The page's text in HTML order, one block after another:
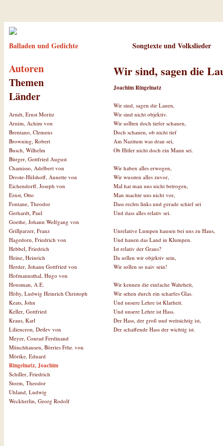
Balladen und Gedichte Songtexte und Volkslieder
Autoren
Themen
Länder
Arndt, Ernst Moritz
Arnim, Achim von
Brentano, Clemens
Browning, Robert
Busch, Wilhelm
Bürger, Gottfried August
Chamisso, Adelbert von
Droste-Hülshoff, Annette von
Eichendorff, Joseph von
Ernst, Otto
Fontane, Theodor
Gerhardt, Paul
Goethe, Johann Wolfgang von
Grillparzer, Franz
Hagedorn, Friedrich von
Hebbel, Friedrich
Heine, Heinrich
Herder, Johann Gottfried von
Hofmannsthal, Hugo von
Housman, A.E.
Hölty, Ludwig Heinrich Christoph
Keats, John
Keller, Gottfried
Kraus, Karl
Liliencron, Detlev von
Meyer, Conrad Ferdinand
Münchhausen, Börries Frhr. von
Mörike, Eduard
Ringelnatz, Joachim
Schiller, Friedrich
Storm, Theodor
Uhland, Ludwig
Weckherlin, Georg Rodolf
Wir sind, sagen die
Joachim Ringelnatz
Wir sind, sagen die Lauen,
Wir sind nicht objektiv.
Wir sollten doch tiefer schauen,
Doch schauen, ob nicht tief
Am Nazitum was dran sei,
Ob Hitler nicht doch ein Mann sei.
Wir haben alles erwogen,
Wir wussten alles zuvor,
Mal hat man uns nicht betrogen,
Man machte uns nicht vor,
Dass rechts links und gerade schief sei
Und dass alles relativ sei.
Unrelative Lumpen hausen bei uns zu Haus,
Und hauen das Land in Klumpen.
Ist relativ der Graus?
Da sollen wir objektiv sein,
Wir sollen so naiv sein!
Wir kennen die einfache Wahrheit,
Wir sehen durch ein scharfes Glas.
Und unsere Lehre ist Klarheit.
Und unsere Lehre ist Hass.
Der Hass, der groß und weitsichtig ist,
Der schaffende Hass der wichtig ist.